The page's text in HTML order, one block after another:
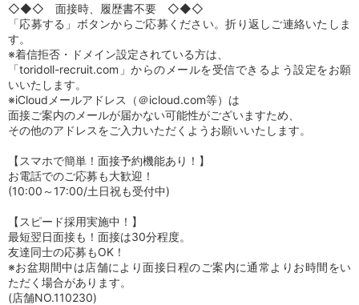
◇◆◇ 面接時、履歴書不要 ◇◆◇
「応募する」ボタンからご応募ください。折り返しご連絡いたしま
す。
※着信拒否・ドメイン設定されている方は、
「toridoll-recruit.com」からのメールを受信できるよう設定をお願
いいたします。
※iCloudメールアドレス（＠icloud.com等）は
面接ご案内のメールが届かない可能性がございますため、
その他のアドレスをご入力いただくようお願いいたします。
【スマホで簡単！面接予約機能あり！】
お電話でのご応募も大歓迎！
(10:00～17:00/土日祝も受付中)
【スピード採用実施中！】
最短翌日面接も！面接は30分程度。
友達同士の応募もOK！
※お盆期間中は店舗により面接日程のご案内に通常よりお時間をい
ただく場合があります。
(店舗NO.110230)